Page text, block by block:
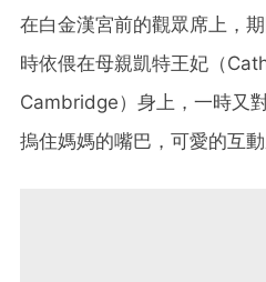
在白金漢宮前的觀眾席上，
時依偎在母親凱特王妃（
Cambridge）身上，一時又
摀住媽媽的嘴巴，可愛的互動